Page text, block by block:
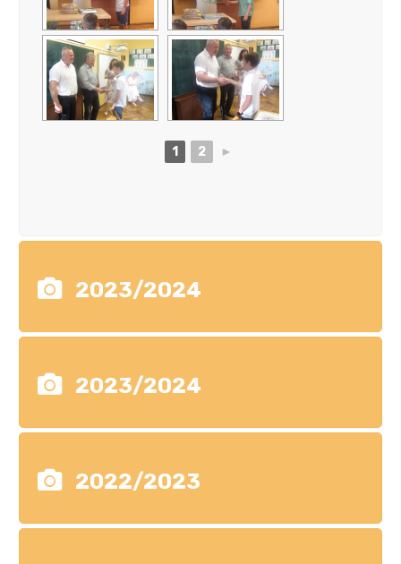
1 2 ►
2023/2024
2023/2024
2022/2023